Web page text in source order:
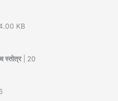
KB
च स्तोत्र| 20